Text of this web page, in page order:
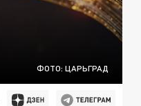
ФОТО: ЦАРЬГРАД